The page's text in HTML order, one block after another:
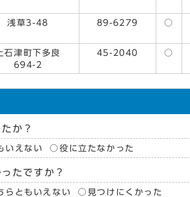
浅草3-48 89-6279 ○
石津町下多良
694-2
45-2040 ○
か？
いえない 役に立たなかった
たですか？
らともいえない 見つけにくかった